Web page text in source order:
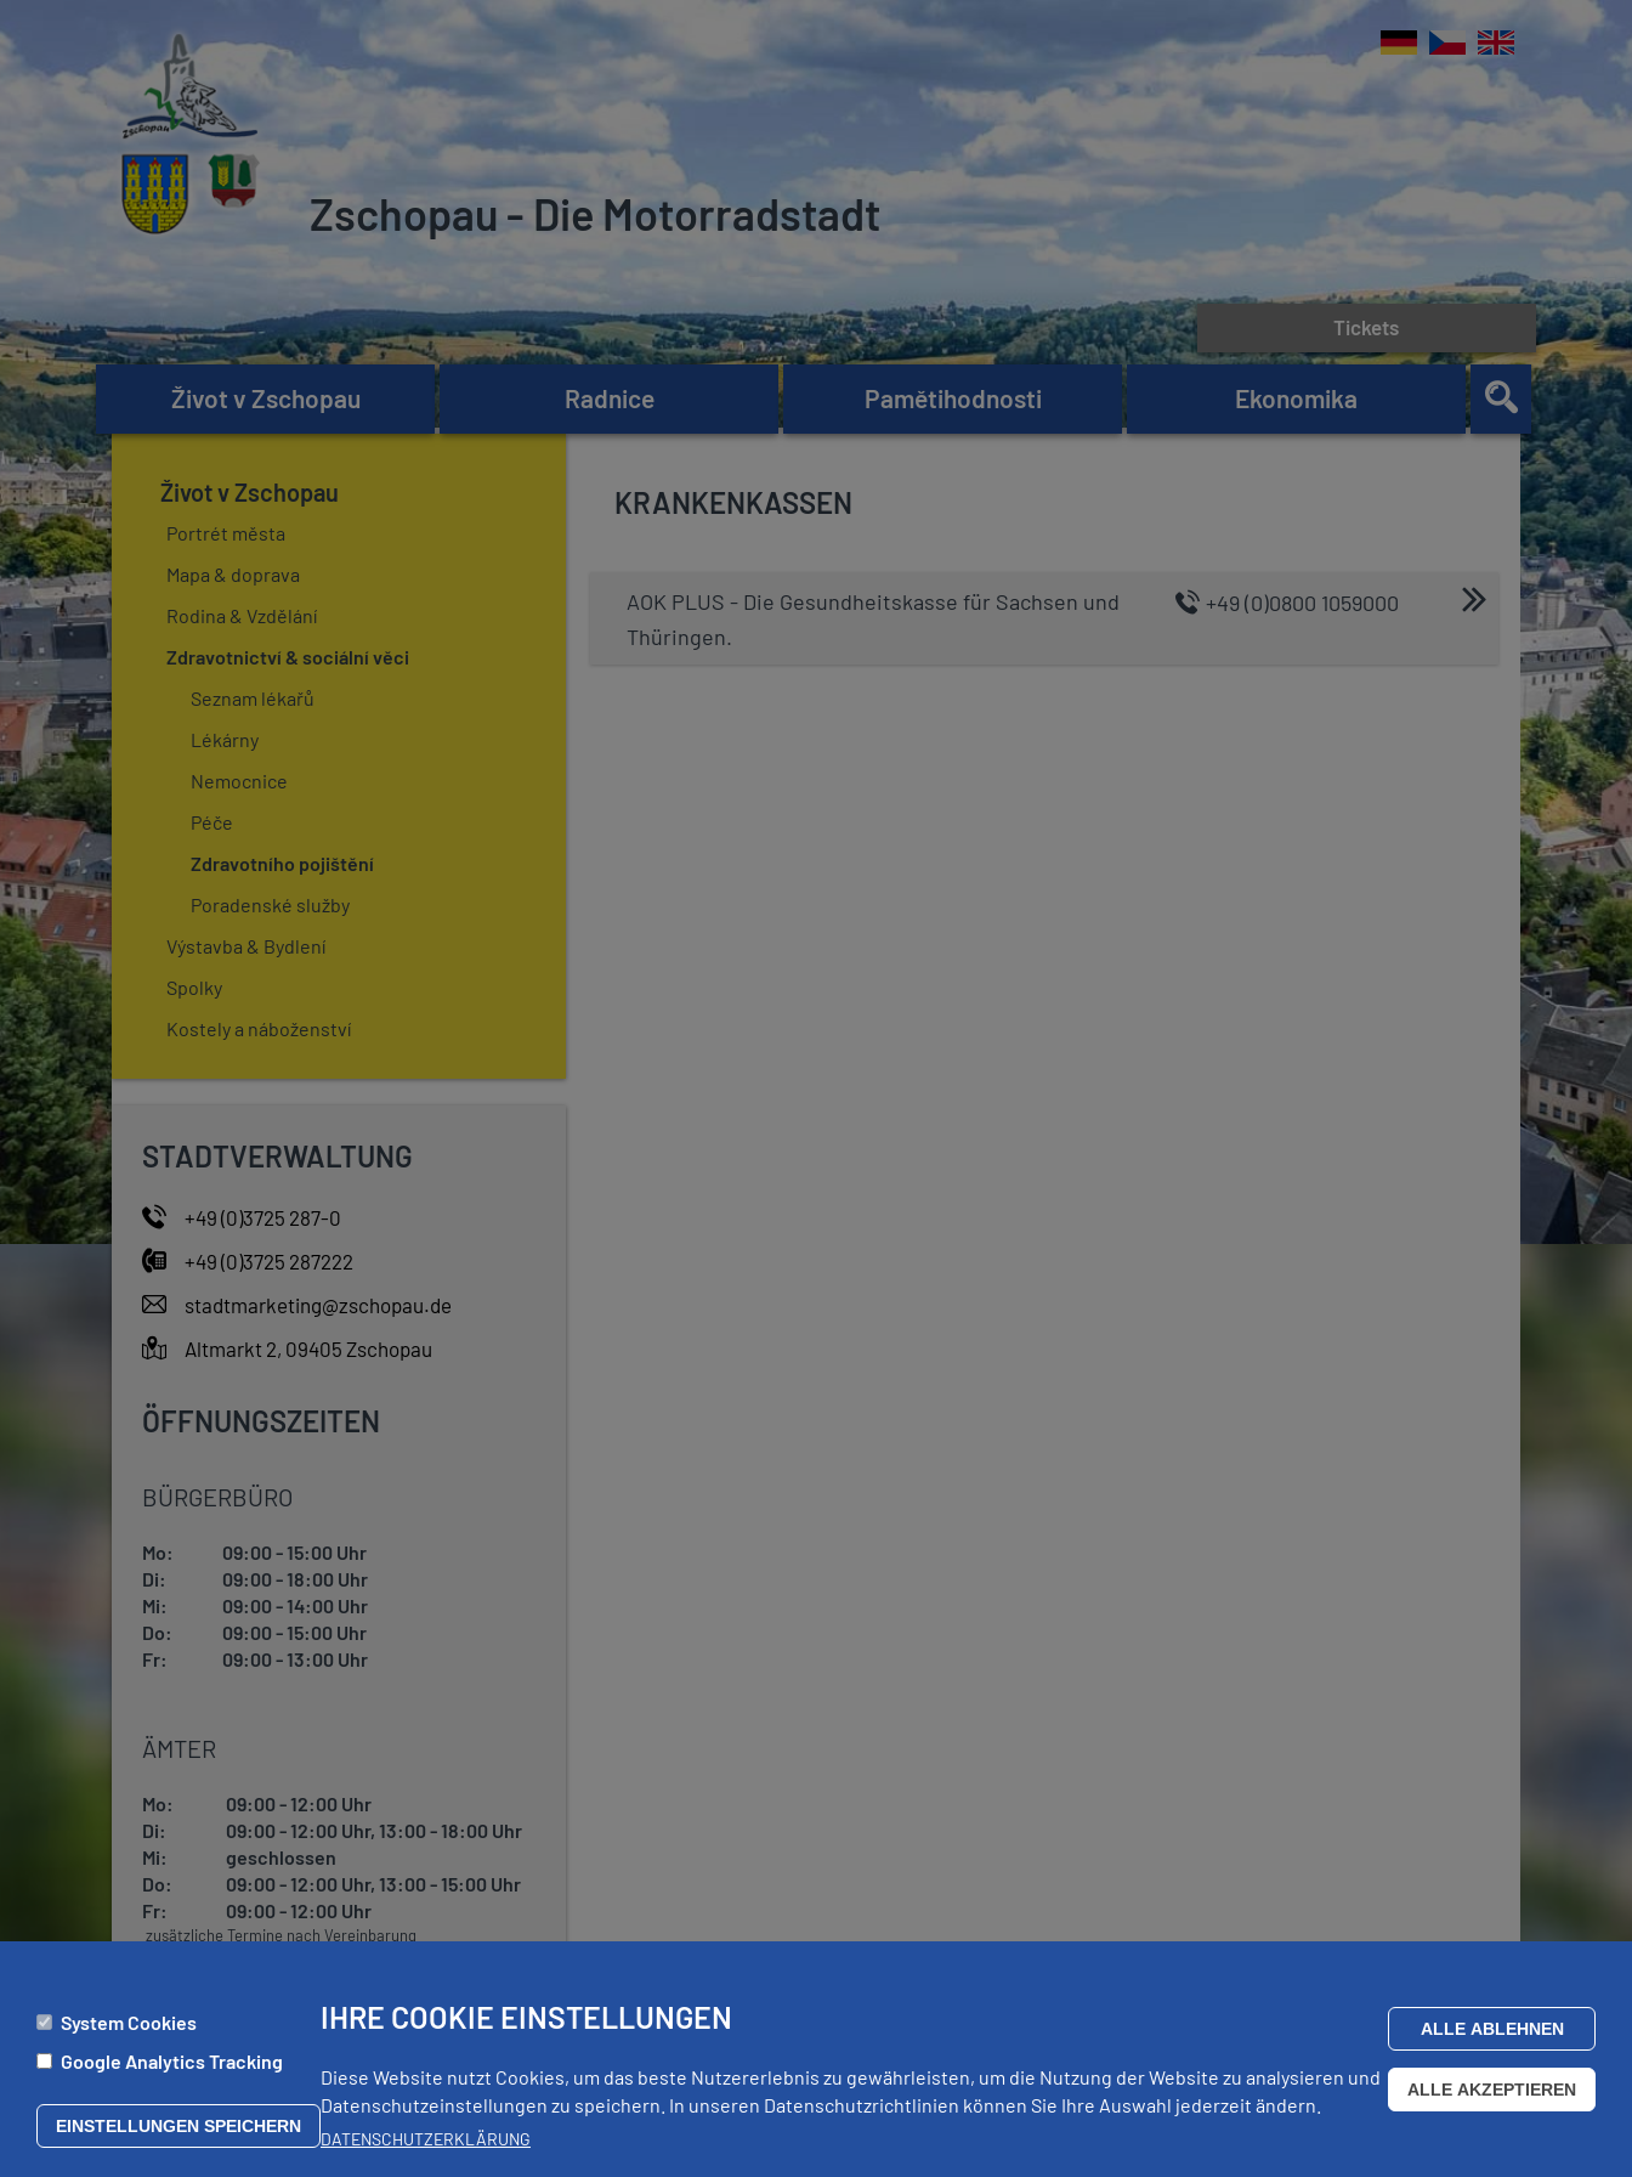
Zschopau - Die Motorradstadt
Život v Zschopau Radnice Pamětihodnosti Ekonomika
Tickets
Život v Zschopau
Portrét města
Mapa & doprava
Rodina & Vzdělání
Zdravotnictví & sociální věci
Seznam lékařů
Lékárny
Nemocnice
Péče
Zdravotního pojištění
Poradenské služby
Výstavba & Bydlení
Spolky
Kostely a náboženství
STADTVERWALTUNG
+49 (0)3725 287-0
+49 (0)3725 287222
stadtmarketing@zschopau.de
Altmarkt 2, 09405 Zschopau
ÖFFNUNGSZEITEN
BÜRGERBÜRO
Mo:
09:00 - 15:00 Uhr
Di:
09:00 - 18:00 Uhr
Mi:
09:00 - 14:00 Uhr
Do:
09:00 - 15:00 Uhr
Fr:
09:00 - 13:00 Uhr
ÄMTER
Mo:
09:00 - 12:00 Uhr
Di:
09:00 - 12:00 Uhr, 13:00 - 18:00 Uhr
Mi:
geschlossen
Do:
09:00 - 12:00 Uhr, 13:00 - 15:00 Uhr
Fr:
09:00 - 12:00 Uhr
zusätzliche Termine nach Vereinbarung
KRANKENKASSEN
AOK PLUS - Die Gesundheitskasse für Sachsen und
Thüringen.
+49 (0)0800 1059000
Impressum
Datenschutz
Erklärung zur Barrierefreiheit
Schloss Wildeck
Touristinformation
System Cookies
Google Analytics Tracking
EINSTELLUNGEN SPEICHERN
IHRE COOKIE EINSTELLUNGEN
Diese Website nutzt Cookies, um das beste Nutzererlebnis zu gewährleisten, um die Nutzung der Website zu analysieren und
Datenschutzeinstellungen zu speichern. In unseren Datenschutzrichtlinien können Sie Ihre Auswahl jederzeit ändern.
DATENSCHUTZERKLÄRUNG
ALLE ABLEHNEN
ALLE AKZEPTIEREN